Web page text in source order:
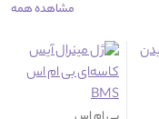
مشاهده همه